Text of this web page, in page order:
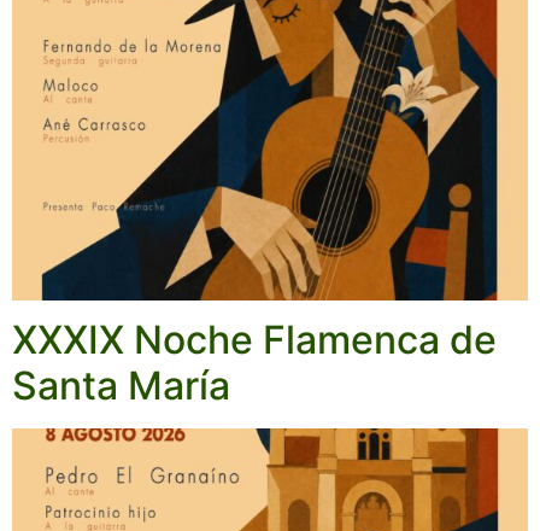
XXXIX Noche Flamenca de
Santa María